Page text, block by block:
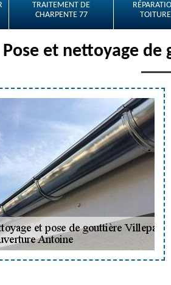
TRAITEMENT DE
CHARPENTE 77
Pose et nettoyage de